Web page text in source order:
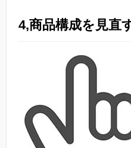
4,商品構成を見直